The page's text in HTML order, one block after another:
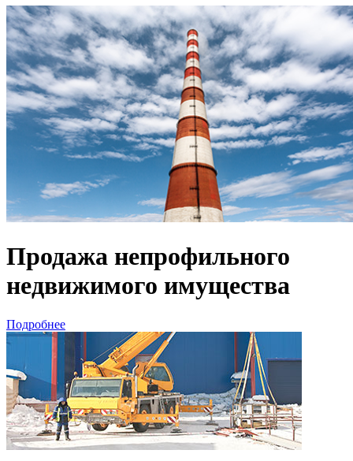
Продажа непрофильного
недвижимого имущества
Подробнее